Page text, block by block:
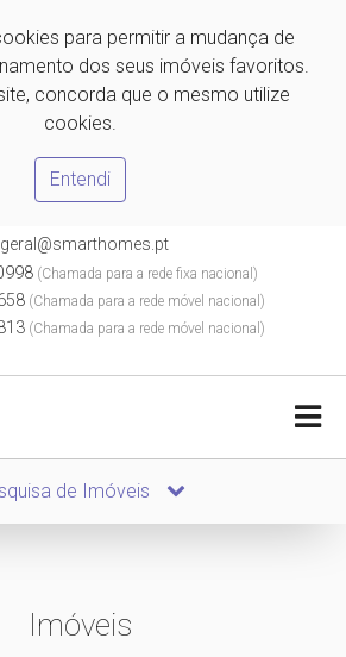
para permitir a mudança de
dos seus imóveis favoritos.
concorda que o mesmo utilize
cookies.
Entendi
geral@smarthomes.pt
(Chamada para a rede fixa nacional)
(Chamada para a rede móvel nacional)
(Chamada para a rede móvel nacional)
de Imóveis
Imóveis